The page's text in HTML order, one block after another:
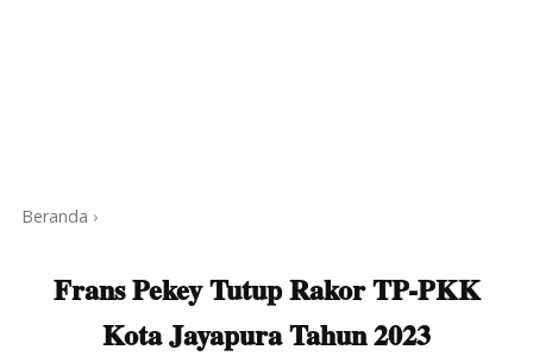
Beranda ›
Frans Pekey Tutup Rakor TP-PKK
Kota Jayapura Tahun 2023